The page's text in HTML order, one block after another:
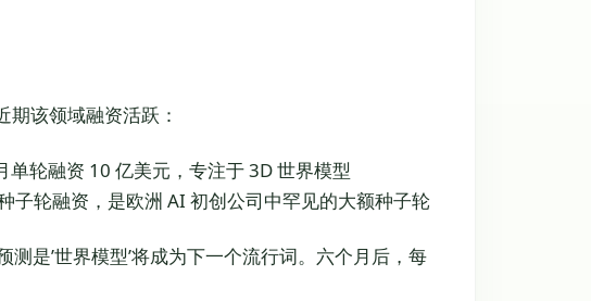
该领域融资活跃：
单轮融资 10 亿美元，专注于 3D 世界模型
子轮融资，是欧洲 AI 初创公司中罕见的大额种子轮
是’世界模型’将成为下一个流行词。六个月后，每